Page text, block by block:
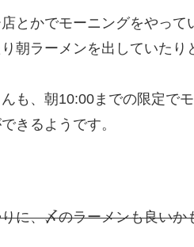
とかでモーニングをやって
朝ラーメンを出していたり
も、朝10:00までの限定で
きるようです。
に、〆のラーメンも良いか